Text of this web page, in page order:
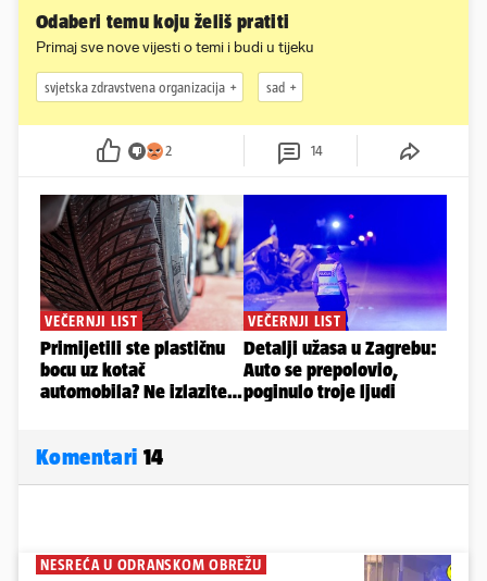
Odaberi temu koju želiš pratiti
Primaj sve nove vijesti o temi i budi u tijeku
svjetska zdravstvena organizacija sad
2 14
Komentari 14
NESREĆA U ODRANSKOM OBREŽU